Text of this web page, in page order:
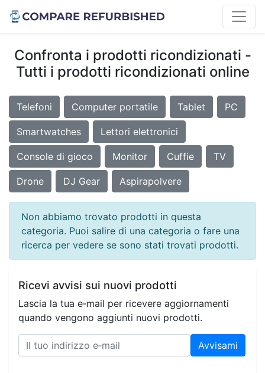
Confronta i prodotti ricondizionati -
Tutti i prodotti ricondizionati online
Telefoni Computer portatile Tablet PC
Smartwatches Lettori elettronici
Console di gioco Monitor Cuffie TV
Drone DJ Gear Aspirapolvere
Non abbiamo trovato prodotti in questa
categoria. Puoi salire di una categoria o fare una
ricerca per vedere se sono stati trovati prodotti.
Ricevi avvisi sui nuovi prodotti
Lascia la tua e‑mail per ricevere aggiornamenti
quando vengono aggiunti nuovi prodotti.
Avvisami